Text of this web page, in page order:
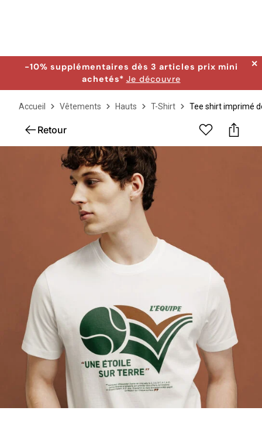
-10% supplémentaires dès 3 articles prix mini
achetés* Je découvre
✕
Accueil Vêtements Hauts T-Shirt Tee shirt imprimé
Retour